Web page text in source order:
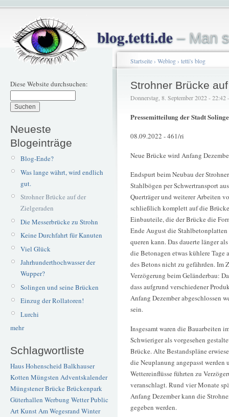
blog.tetti.de– Man
Diese Website durchsuchen:
Neueste
Blogeinträge
Blog-Ende?
Was lange währt, wird endlich
gut.
Strohner Brücke auf der
Zielgeraden
Die Messerbrücke zu Strohn
Keine Durchfahrt für Kanuten
Viel Glück
Jahrhunderthochwasser der
Wupper?
Solingen und seine Brücken
Einzug der Rollatoren!
Lurchi
mehr
Schlagwortliste
Haus Hohenscheid Balkhauser
Kotten Müngsten Adventskalender
Müngstener BrückeBrückenpark
Güterhallen Werbung WetterPublic
ArtKunstAm Wegesrand Winter
Startseite› Weblog› tetti's blog
Strohner Brücke
Donnerstag, 8. September 2022 - 22:42
Pressemitteilung der Stadt
08.09.2022 - 461/ri
Neue Brücke wird Anfang
Endspurt beim Neubau der
Stahlbögen per Schwertransport
Querträger und weiterer Arbeiten
schließlich komplett auf die
Einbauteile, die der Brücke die
Ende August die
queren kann. Das dauerte länger
die Betonagen etwas kühlere
des Betons nicht zu gefährden. Im
Verzögerung beim Geländerbau:
dass aufgrund verschiedener
Anfang Dezember abgeschlossen
sein.
Insgesamt waren die Bauarbeiten
Schwieriger als vorgesehen
Brücke. Alte Bestandspläne
die Neuplanung angepasst
Wettereinflüsse führten zu
veranschlagt. Rund vier Monate
Anfang Dezember kann die
gegeben werden.